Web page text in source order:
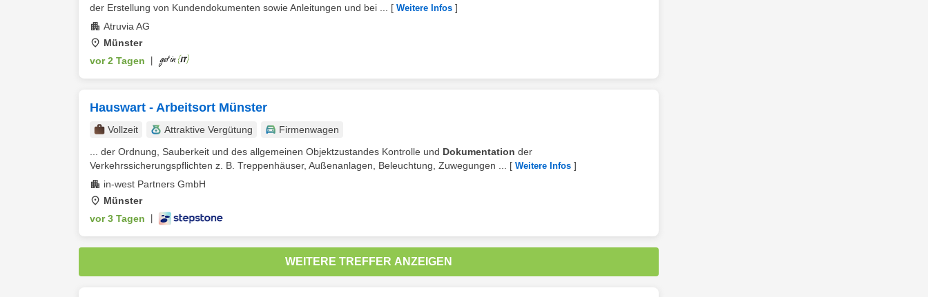
der Erstellung von Kundendokumenten sowie Anleitungen und bei ...
[ Weitere Infos ]
Atruvia AG
Münster
vor 2 Tagen
Hauswart - Arbeitsort Münster
Vollzeit Attraktive Vergütung
Firmenwagen
... der Ordnung, Sauberkeit und des allgemeinen Objektzustandes Kontrolle und Dokumentation der
Verkehrssicherungspflichten z. B. Treppenhäuser, Außenanlagen, Beleuchtung, Zuwegungen ...
[ Weitere Infos ]
in-west Partners GmbH
Münster
vor 3 Tagen
WEITERE TREFFER ANZEIGEN